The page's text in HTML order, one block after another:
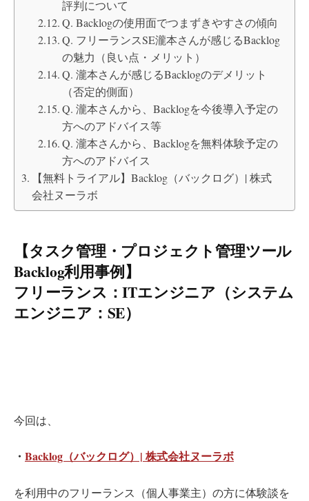
評判について
Q. Backlogの使用面でつまずきやすさの傾向
Q. フリーランスSE瀧本さんが感じるBacklog
の魅力（良い点・メリット）
Q. 瀧本さんが感じるBacklogのデメリット
（否定的側面）
Q. 瀧本さんから、Backlogを今後導入予定の
方へのアドバイス等
Q. 瀧本さんから、Backlogを無料体験予定の
方へのアドバイス
【無料トライアル】Backlog（バックログ）| 株式
会社ヌーラボ
【タスク管理・プロジェクト管理ツール
Backlog利用事例】
フリーランス：ITエンジニア（システム
エンジニア：SE）
今回は、
・ Backlog（バックログ）| 株式会社ヌーラボ
を利用中のフリーランス（個人事業主）の方に体験談を